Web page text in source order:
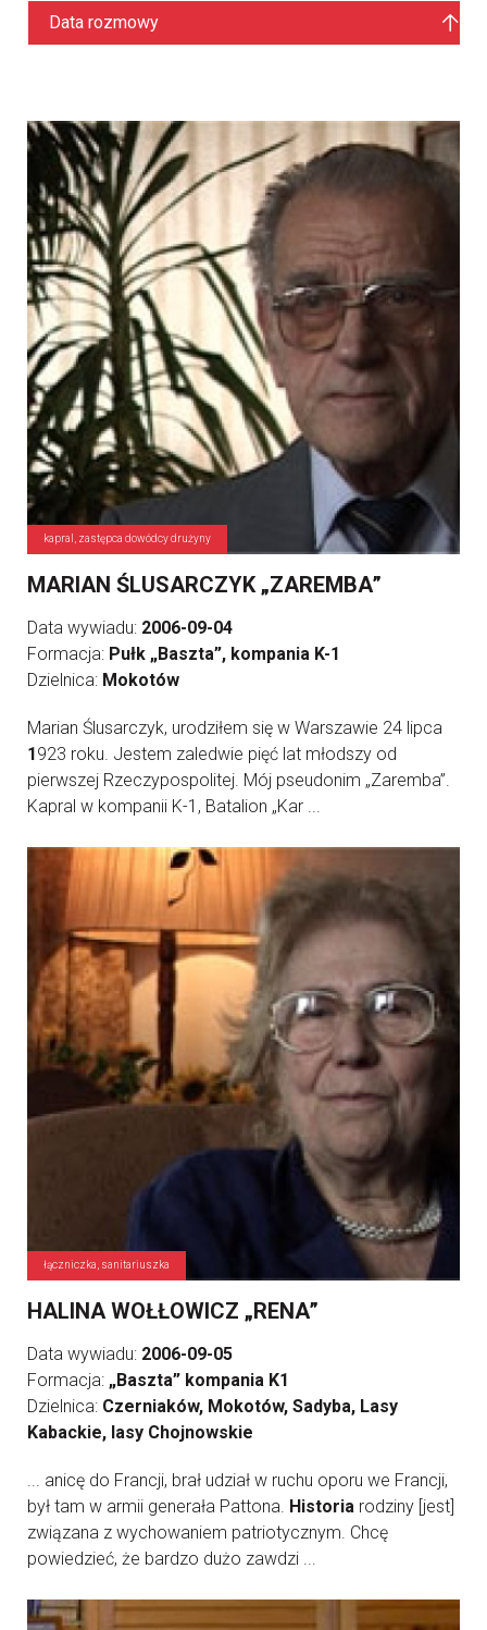
Data rozmowy
kapral, zastępca dowódcy drużyny
MARIAN ŚLUSARCZYK „ZAREMBA”
Data wywiadu: 2006-09-04
Formacja: Pułk „Baszta”, kompania K-1
Dzielnica: Mokotów
Marian Ślusarczyk, urodziłem się w Warszawie 24 lipca
1923 roku. Jestem zaledwie pięć lat młodszy od
pierwszej Rzeczypospolitej. Mój pseudonim „Zaremba”.
Kapral w kompanii K-1, Batalion „Kar ...
łączniczka, sanitariuszka
HALINA WOŁŁOWICZ „RENA”
Data wywiadu: 2006-09-05
Formacja: „Baszta” kompania K1
Dzielnica: Czerniaków, Mokotów, Sadyba, Lasy
Kabackie, lasy Chojnowskie
... anicę do Francji, brał udział w ruchu oporu we Francji,
był tam w armii generała Pattona. Historia rodziny [jest]
związana z wychowaniem patriotycznym. Chcę
powiedzieć, że bardzo dużo zawdzi ...